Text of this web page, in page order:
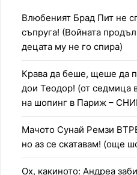
Влюбеният Брад Пит не
съпруга! (Войната
децата му не го спира)
Крава да беше, щеше да
дои Теодор! (от седмица
на шопинг в Париж –
Мачото Сунай Ремзи
но аз се скатавам! (още
Ох, какиното: Андреа